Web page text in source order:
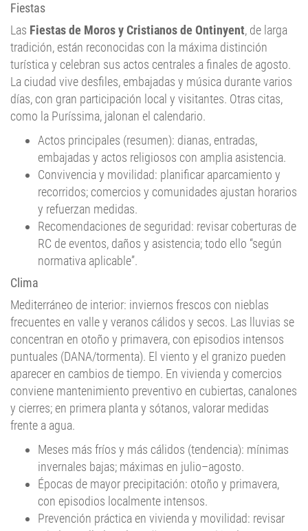
Fiestas
Las Fiestas de Moros y Cristianos de Ontinyent, de larga
tradición, están reconocidas con la máxima distinción
turística y celebran sus actos centrales a finales de agosto.
La ciudad vive desfiles, embajadas y música durante varios
días, con gran participación local y visitantes. Otras citas,
como la Puríssima, jalonan el calendario.
Actos principales (resumen): dianas, entradas,
embajadas y actos religiosos con amplia asistencia.
Convivencia y movilidad: planificar aparcamiento y
recorridos; comercios y comunidades ajustan horarios
y refuerzan medidas.
Recomendaciones de seguridad: revisar coberturas de
RC de eventos, daños y asistencia; todo ello “según
normativa aplicable”.
Clima
Mediterráneo de interior: inviernos frescos con nieblas
frecuentes en valle y veranos cálidos y secos. Las lluvias se
concentran en otoño y primavera, con episodios intensos
puntuales (DANA/tormenta). El viento y el granizo pueden
aparecer en cambios de tiempo. En vivienda y comercios
conviene mantenimiento preventivo en cubiertas, canalones
y cierres; en primera planta y sótanos, valorar medidas
frente a agua.
Meses más fríos y más cálidos (tendencia): mínimas
invernales bajas; máximas en julio–agosto.
Épocas de mayor precipitación: otoño y primavera,
con episodios localmente intensos.
Prevención práctica en vivienda y movilidad: revisar